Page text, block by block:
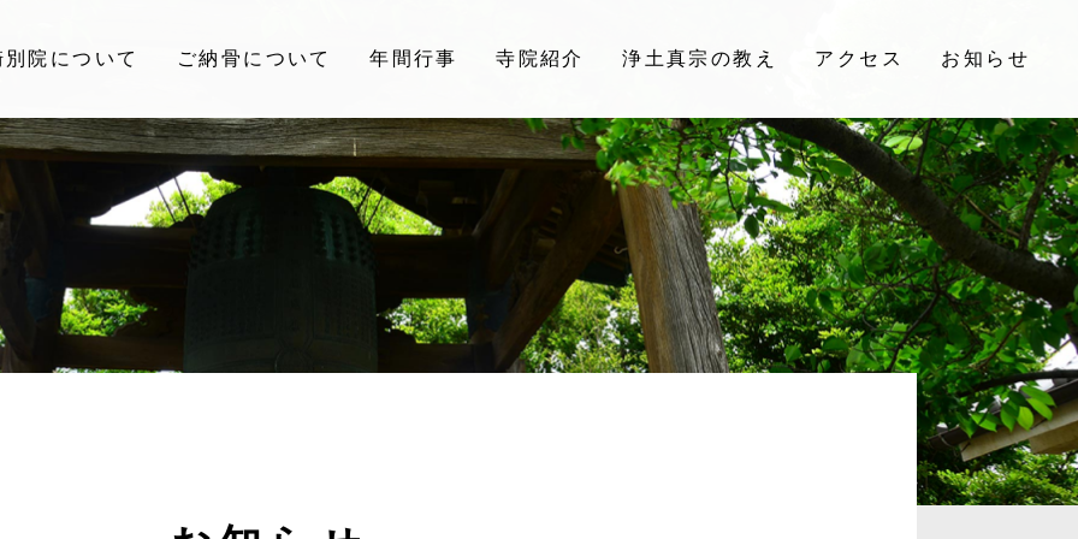
院について ご納骨について 年間行事 寺院紹介 浄土真宗の教え アクセス お知らせ